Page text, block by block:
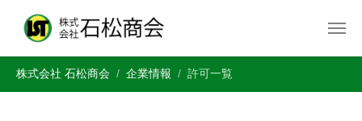
Skip to main content
株式会社 石松商会
企業情報 許可一覧